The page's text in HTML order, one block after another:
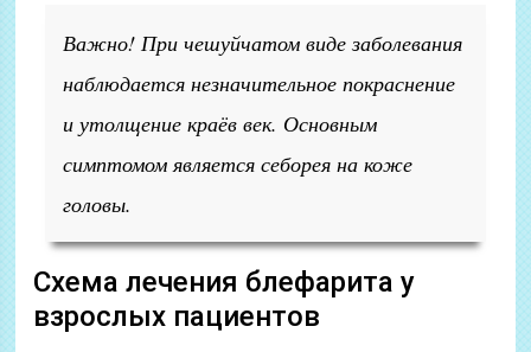
Важно! При чешуйчатом виде заболевания
наблюдается незначительное покраснение
и утолщение краёв век. Основным
симптомом является себорея на коже
головы.
Схема лечения блефарита у
взрослых пациентов